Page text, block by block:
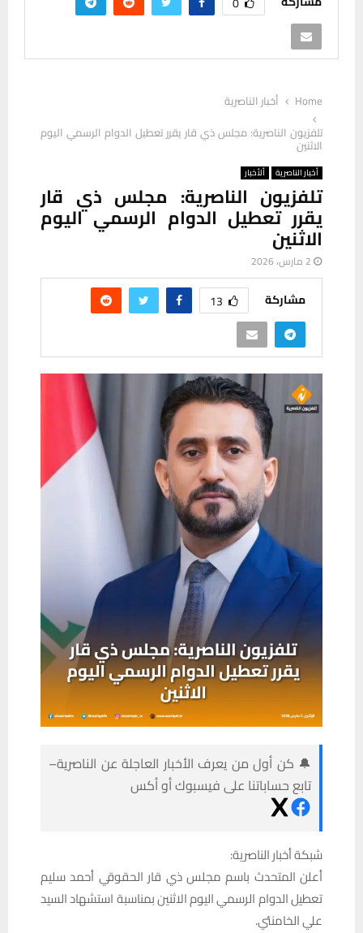
Home
أخبار الناصرية
تلفزيون الناصرية: مجلس ذي قار يقرر تعطيل الدوام الرسمي اليوم
الاثنين
أخبار الناصرية ألأخبار
تلفزيون الناصرية: مجلس ذي قار
يقرر تعطيل الدوام الرسمي اليوم
الاثنين
2 مارس، 2026
مشاركة 13
🔔 كن أول من يعرف الأخبار العاجلة عن الناصرية–
تابع حساباتنا على فيسبوك أو أكس
شبكة أخبار الناصرية:
أعلن المتحدث باسم مجلس ذي قار الحقوقي أحمد سليم
تعطيل الدوام الرسمي اليوم الاثنين بمناسبة استشهاد السيد
علي الخامنئي.